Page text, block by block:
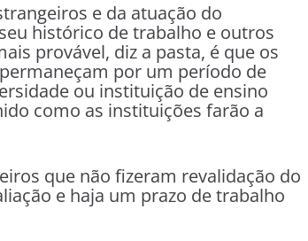
e da atuação do
histórico de trabalho e outros
provável, diz a pasta, é que os
por um período de
ou instituição de ensino
como as instituições farão a
que não fizeram revalidação do
e haja um prazo de trabalho